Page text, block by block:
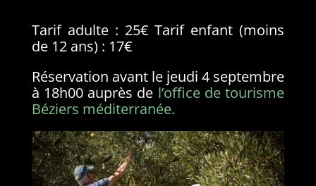
Tarif adulte : 25€ Tarif enfant (moins
de 12 ans) : 17€
Réservation avant le jeudi 4 septembre
à 18h00 auprès de l’office de tourisme
Béziers méditerranée.